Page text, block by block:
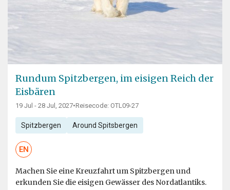
Rundum Spitzbergen, im eisigen Reich der
Eisbären
19 Jul - 28 Jul, 2027•Reisecode: OTL09-27
Spitzbergen Around Spitsbergen
EN
Machen Sie eine Kreuzfahrt um Spitzbergen und
erkunden Sie die eisigen Gewässer des Nordatlantiks.